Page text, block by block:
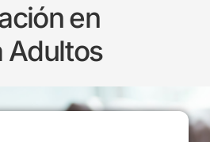
en
Adultos